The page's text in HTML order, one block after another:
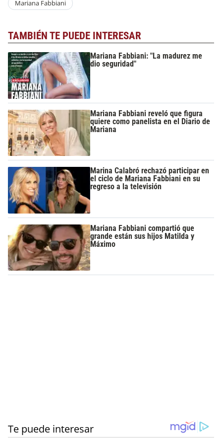
Mariana Fabbiani
TAMBIÉN TE PUEDE INTERESAR
Mariana Fabbiani: "La madurez me
dio seguridad"
Mariana Fabbiani reveló que figura
quiere como panelista en el Diario de
Mariana
Marina Calabró rechazó participar en
el ciclo de Mariana Fabbiani en su
regreso a la televisión
Mariana Fabbiani compartió que
grande están sus hijos Matilda y
Máximo